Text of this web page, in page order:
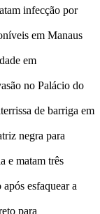
infecção por
em Manaus
em
no Palácio do
de barriga em
negra para
e matam três
esfaquear a
para